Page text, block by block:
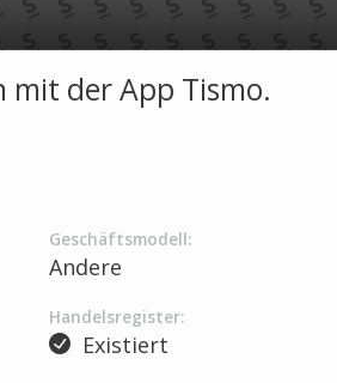
mit der App Tismo.
Geschäftsmodell:
Andere
Handelsregister:
Existiert